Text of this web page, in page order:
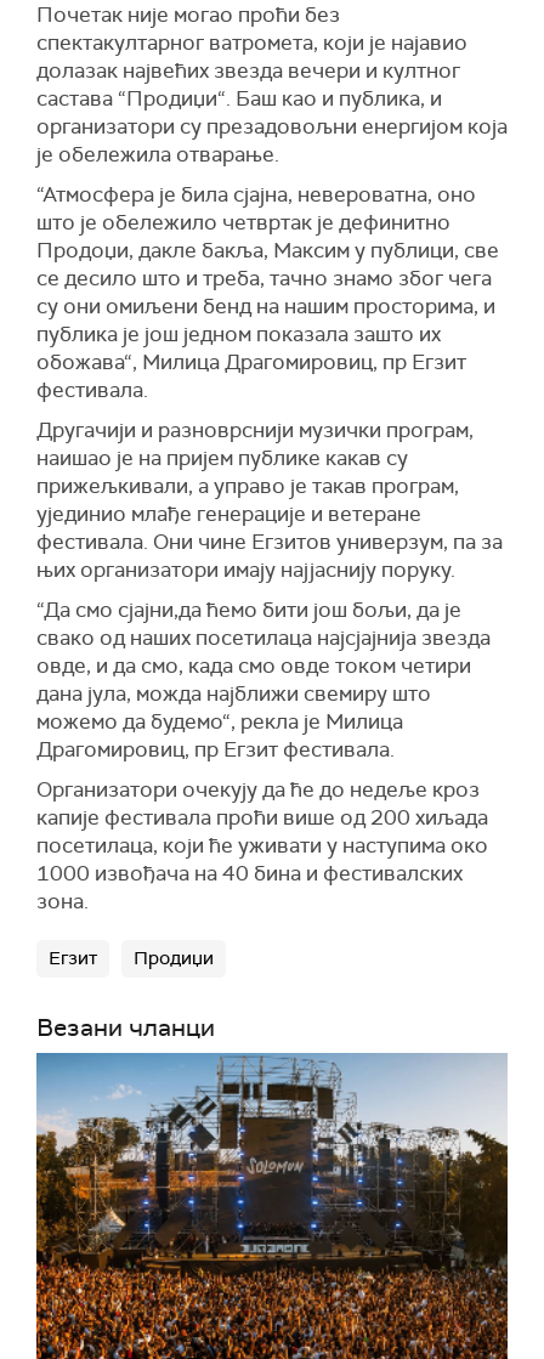
Почетак није могао проћи без
спектакултарног ватромета, који је најавио
долазак највећих звезда вечери и култног
састава “Продиџи“. Баш као и публика, и
организатори су презадовољни енергијом која
је обележила отварање.
“Атмосфера је била сјајна, невероватна, оно
што је обележило четвртак је дефинитно
Продоџи, дакле бакља, Максим у публици, све
се десило што и треба, тачно знамо због чега
су они омиљени бенд на нашим просторима, и
публика је још једном показала зашто их
обожава“, Милица Драгомировиц, пр Егзит
фестивала.
Другачији и разноврснији музички програм,
наишао је на пријем публике какав су
прижељкивали, а управо је такав програм,
ујединио млађе генерације и ветеране
фестивала. Они чине Егзитов универзум, па за
њих организатори имају најјаснију поруку.
“Да смо сјајни,да ћемо бити још бољи, да је
свако од наших посетилаца најсјајнија звезда
овде, и да смо, када смо овде током четири
дана јула, можда најближи свемиру што
можемо да будемо“, рекла је Милица
Драгомировиц, пр Егзит фестивала.
Организатори очекују да ће до недеље кроз
капије фестивала проћи више од 200 хиљада
посетилаца, који ће уживати у наступима око
1000 извођача на 40 бина и фестивалских
зона.
Егзит Продиџи
Везани чланци